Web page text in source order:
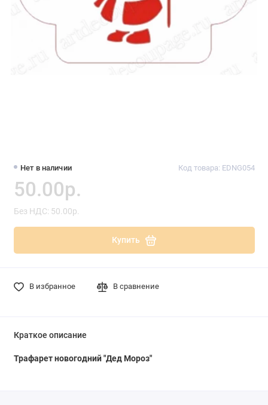
Нет в наличии Код товара: EDNG054
50.00р.
Без НДС: 50.00р.
Купить
В избранное В сравнение
Краткое описание
Трафарет новогодний "Дед Мороз"